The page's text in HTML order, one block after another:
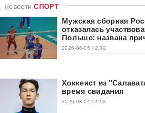
новостиСПОРТ
Мужская сборная
отказалась
Польше: названа
2026-08-05 12:32
Хоккеист из
время свидания
2026-08-04 14:18